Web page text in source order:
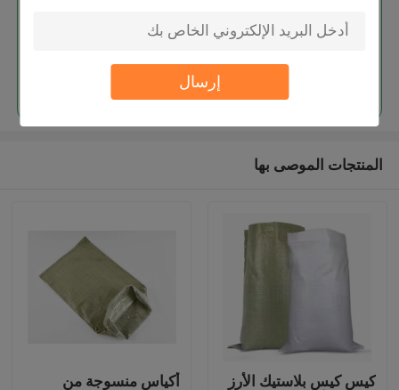
إرسال
استمر
المنتجات الموصى بها
كيس كيس بلاستيك الأرز
أكياس منسوجة من